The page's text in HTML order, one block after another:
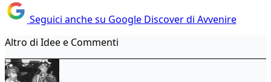
Seguici anche su Google Discover di Avvenire
Altro di Idee e Commenti